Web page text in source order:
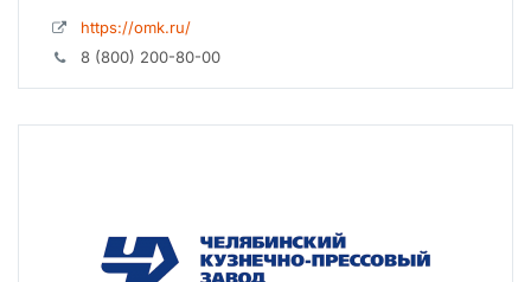
https://omk.ru/
8 (800) 200-80-00